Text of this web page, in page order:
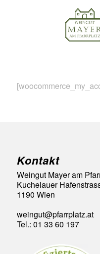
Kontakt
Weingut Mayer am
Kuchelauer
1190 Wien
weingut@pfarrplatz.at
Tel.: 01 33 60 197